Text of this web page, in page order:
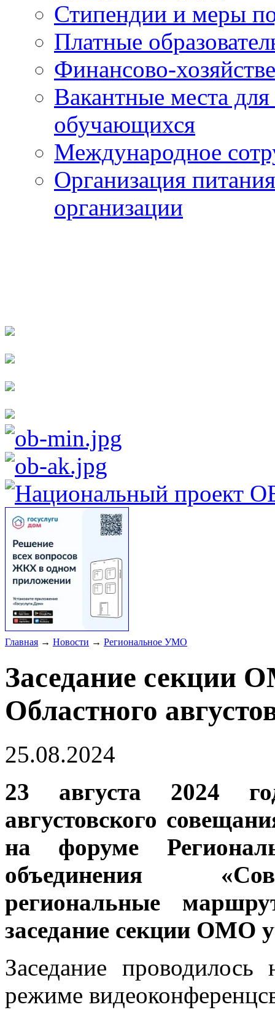
Стипендии и меры
Платные
Финансово-
Вакантные места
обучающихся
Международное
Организация
организации
Главная → Новости → Региональное УМО
Заседание секции
Областного
25.08.2024
23 августа 2024
августовского
на форуме
объединения
региональные
заседание секции ОМО
Заседание
режиме